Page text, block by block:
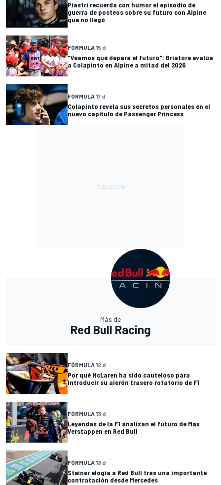
Piastri recuerda con humor el episodio de
guerra de posteos sobre su futuro con Alpine
que no llegó
FÓRMULA 15 d
"Veamos qué depara el futuro": Briatore evalúa
a Colapinto en Alpine a mitad del 2026
FÓRMULA 17 d
Colapinto revela sus secretos personales en el
nuevo capítulo de Passenger Princess
Más de
Red Bull Racing
FÓRMULA 12 d
Por qué McLaren ha sido cauteloso para
introducir su alerón trasero rotatorio de F1
FÓRMULA 13 d
Leyendas de la F1 analizan el futuro de Max
Verstappen en Red Bull
FÓRMULA 13 d
Steiner elogia a Red Bull tras una importante
contratación desde Mercedes